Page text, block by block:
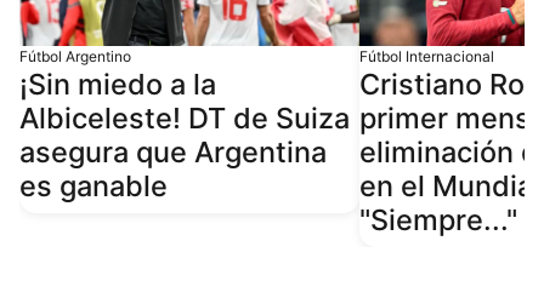
Fútbol Argentino
¡Sin miedo a la
Albiceleste! DT de Suiza
asegura que Argentina
es ganable
Fútbol Internacional
Cristiano
primer
eliminación
en el
"Siempre..."